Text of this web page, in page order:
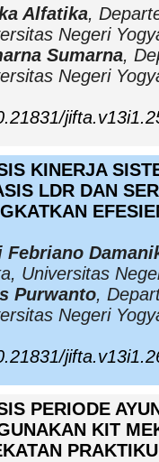
Alfatika,
Negeri
Sumarna,
Negeri
KINERJA
LDR DAN
Febriano
Universitas
Purwanto,
Negeri
PERIODE
KIT